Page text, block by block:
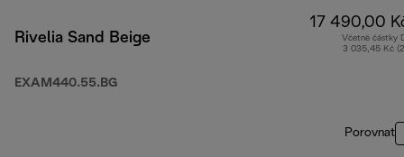
Rivelia Sand Beige
EXAM440.55.BG
17 490,00
Včetně částky
3 035,45 Kč
Porovnat